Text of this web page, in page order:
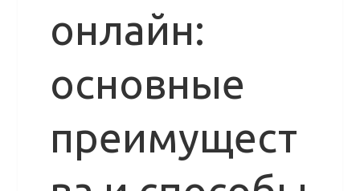
онлайн:
основные
преимущест